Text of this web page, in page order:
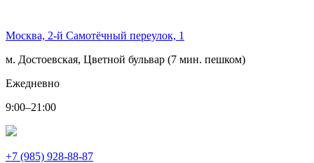
Москва, 2-й Самотёчный переулок, 1
м. Достоевская, Цветной бульвар (7 мин. пешком)
Ежедневно
9:00–21:00
+7 (985) 928-88-87